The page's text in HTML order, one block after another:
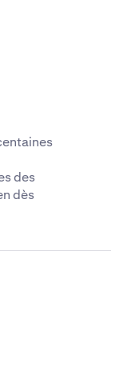
des
dès